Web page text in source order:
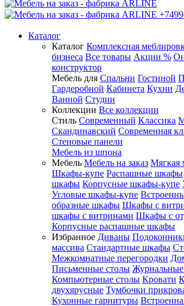
Каталог
Каталог Комплексная
бизнеса Все товары Акции %
конструктор
Мебель для Спальни Гостиной
Гардеробной Кабинета Кухни
Ванной Студии
Коллекции Все коллекции
Стиль Современный Классика
Скандинавский Современная
Стеновые панели
Мебель из шпона
Мебель Мебель на заказ Мягкая
Шкафы-купе Распашные шкафы
шкафы Корпусные шкафы-купе
Угловые шкафы-купе
образные шкафы Шкафы с
шкафы с витринами Шкафы c
Корпусные распашные шкафы
Избранное Диваны
массива Стандартные шкафы
Межкомнатные перегородки
Письменные столы Журнальные
Компьютерные столы Кровати
двухярусные Тумбочки
Кухонные гарнитуры